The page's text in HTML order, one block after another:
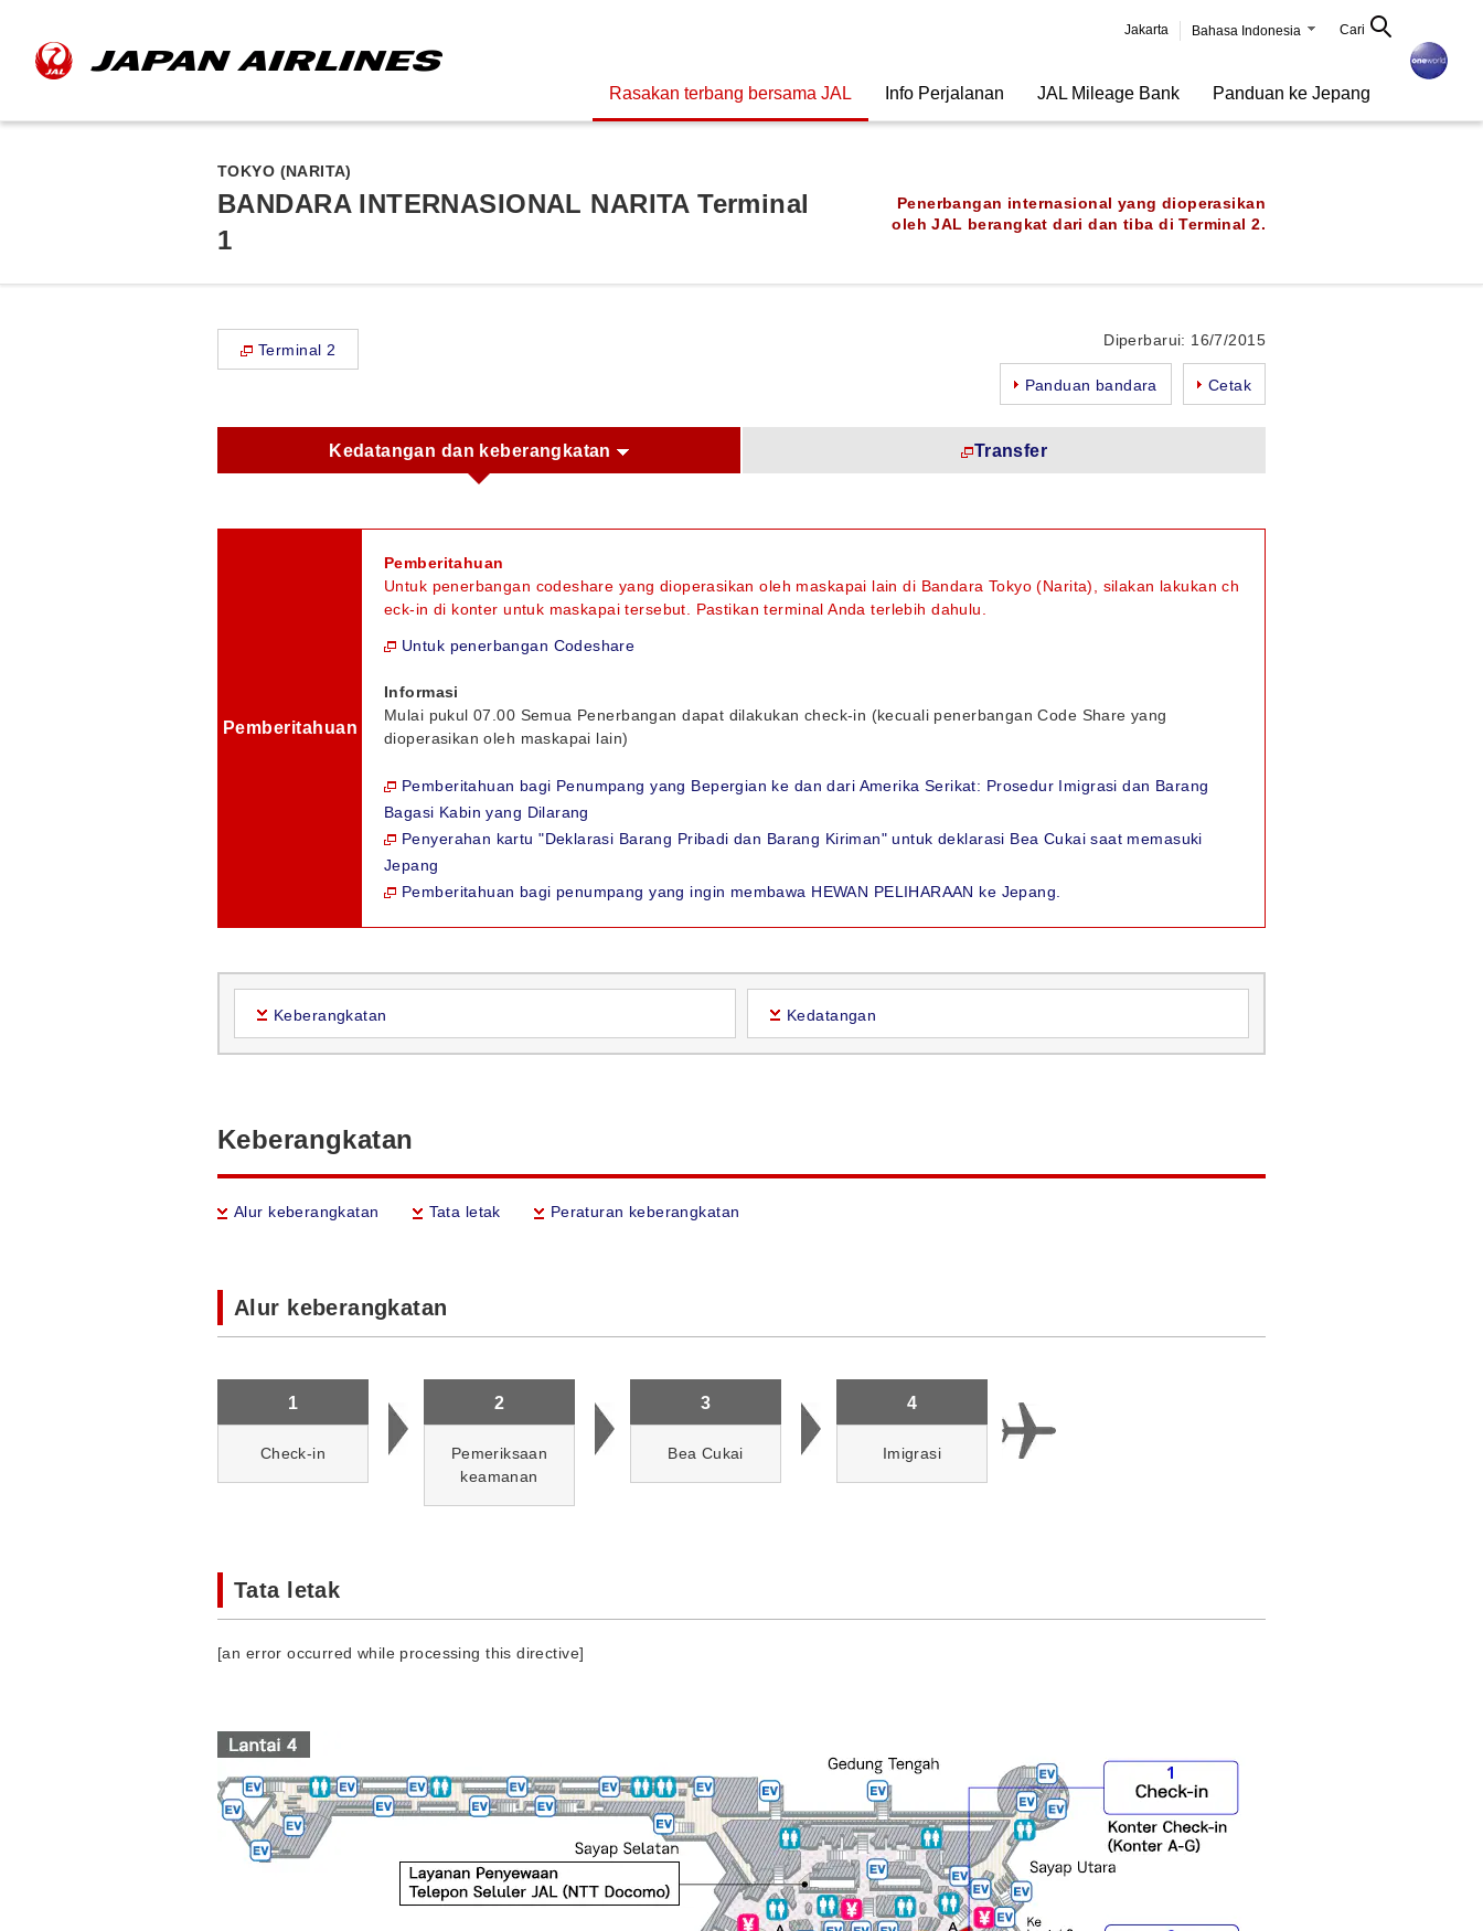
Jakarta Bahasa Indonesia Cari
Rasakan terbang bersama JAL Info Perjalanan JAL Mileage Bank Panduan ke Jepang
TOKYO (NARITA)
BANDARA INTERNASIONAL NARITA Terminal
1
Penerbangan internasional yang dioperasikan
oleh JAL berangkat dari dan tiba di Terminal 2.
Terminal 2
Diperbarui: 16/7/2015
Panduan bandara Cetak
Kedatangan dan keberangkatan Transfer
Pemberitahuan
Pemberitahuan
Untuk penerbangan codeshare yang dioperasikan oleh maskapai lain di Bandara Tokyo (Narita), silakan lakukan ch
eck-in di konter untuk maskapai tersebut. Pastikan terminal Anda terlebih dahulu.
Untuk penerbangan Codeshare
Informasi
Mulai pukul 07.00 Semua Penerbangan dapat dilakukan check-in (kecuali penerbangan Code Share yang
dioperasikan oleh maskapai lain)
Pemberitahuan bagi Penumpang yang Bepergian ke dan dari Amerika Serikat: Prosedur Imigrasi dan Barang
Bagasi Kabin yang Dilarang
Penyerahan kartu "Deklarasi Barang Pribadi dan Barang Kiriman" untuk deklarasi Bea Cukai saat memasuki
Jepang
Pemberitahuan bagi penumpang yang ingin membawa HEWAN PELIHARAAN ke Jepang.
Keberangkatan Kedatangan
Keberangkatan
Alur keberangkatan Tata letak Peraturan keberangkatan
Alur keberangkatan
1
Check-in
2
Pemeriksaan
keamanan
3
Bea Cukai
4
Imigrasi
Tata letak
[an error occurred while processing this directive]